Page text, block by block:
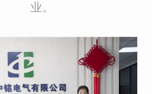
业。